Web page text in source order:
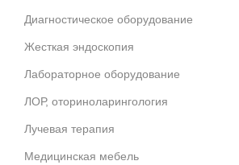
Диагностическое оборудование
Жесткая эндоскопия
Лабораторное оборудование
ЛОР, оториноларингология
Лучевая терапия
Медицинская мебель